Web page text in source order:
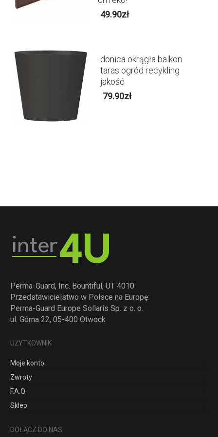
49.90zł
donica okrągła balkon
taras ogród recykling
jakość
79.90zł
Perma-Guard, Inc. Bountiful, UT 4010
Przedstawicielstwo w Polsce na Europę:
Perma-Guard Europe Sollaris Sp. z o. o.
ul. Górna 22, 05-400 Otwock
UŻYTKOWNIK
Moje konto
Zwroty
F.A.Q
Sklep
DOŁĄCZ DO NAS